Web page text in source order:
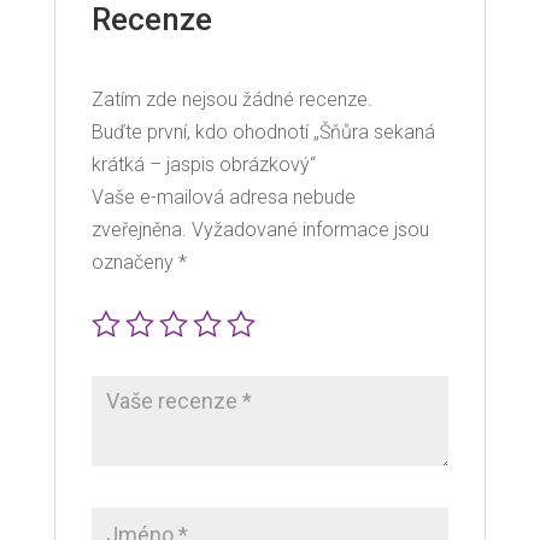
Recenze
Zatím zde nejsou žádné recenze.
Buďte první, kdo ohodnotí „Šňůra sekaná
krátká – jaspis obrázkový“
Vaše e-mailová adresa nebude
zveřejněna. Vyžadované informace jsou
označeny *